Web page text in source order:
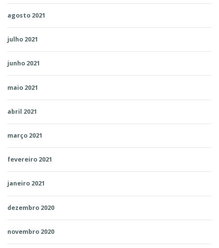
agosto 2021
julho 2021
junho 2021
maio 2021
abril 2021
março 2021
fevereiro 2021
janeiro 2021
dezembro 2020
novembro 2020